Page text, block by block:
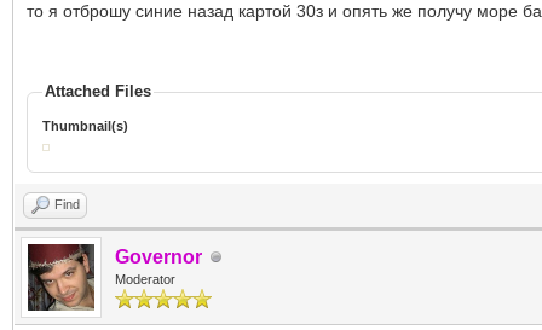
то я отброшу синие назад картой 30з и опять же получу море
Attached Files
Thumbnail(s)
Find
Governor
Moderator